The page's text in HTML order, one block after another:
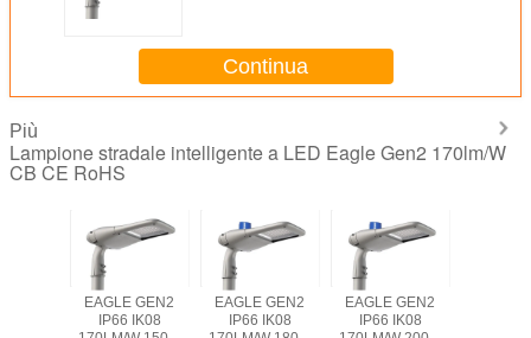
pubblica
Continua
Più
Lampione stradale intelligente a LED Eagle Gen2 170lm/W
CB CE RoHS
EAGLE GEN2
IP66 IK08
EAGLE GEN2
IP66 IK08
EAGLE GEN2
IP66 IK08